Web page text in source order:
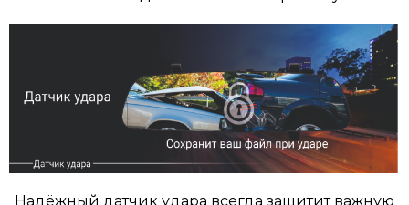
Надёжный датчик удара всегда защитит важную